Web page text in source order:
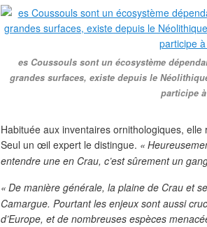
es Coussouls sont un écosystème
grandes surfaces, existe depuis le
participe
Habituée aux inventaires ornithologiques,
Seul un œil expert le distingue. «
entendre une en Crau, c’est sûrement un
« De manière générale, la plaine de Crau et
Camargue. Pourtant les enjeux sont aussi
d’Europe, et de nombreuses espèces